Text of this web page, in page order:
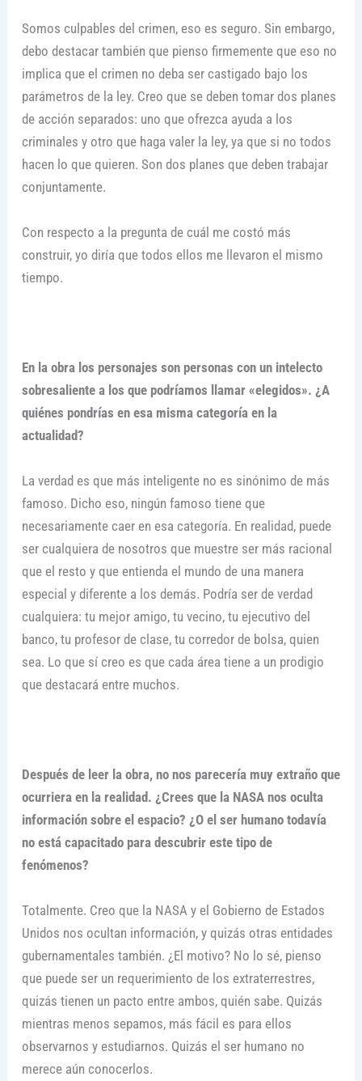
Somos culpables del crimen, eso es seguro. Sin embargo,
debo destacar también que pienso firmemente que eso no
implica que el crimen no deba ser castigado bajo los
parámetros de la ley. Creo que se deben tomar dos planes
de acción separados: uno que ofrezca ayuda a los
criminales y otro que haga valer la ley, ya que si no todos
hacen lo que quieren. Son dos planes que deben trabajar
conjuntamente.
Con respecto a la pregunta de cuál me costó más
construir, yo diría que todos ellos me llevaron el mismo
tiempo.
En la obra los personajes son personas con un intelecto
sobresaliente a los que podríamos llamar «elegidos». ¿A
quiénes pondrías en esa misma categoría en la
actualidad?
La verdad es que más inteligente no es sinónimo de más
famoso. Dicho eso, ningún famoso tiene que
necesariamente caer en esa categoría. En realidad, puede
ser cualquiera de nosotros que muestre ser más racional
que el resto y que entienda el mundo de una manera
especial y diferente a los demás. Podría ser de verdad
cualquiera: tu mejor amigo, tu vecino, tu ejecutivo del
banco, tu profesor de clase, tu corredor de bolsa, quien
sea. Lo que sí creo es que cada área tiene a un prodigio
que destacará entre muchos.
Después de leer la obra, no nos parecería muy extraño que
ocurriera en la realidad. ¿Crees que la NASA nos oculta
información sobre el espacio? ¿O el ser humano todavía
no está capacitado para descubrir este tipo de
fenómenos?
Totalmente. Creo que la NASA y el Gobierno de Estados
Unidos nos ocultan información, y quizás otras entidades
gubernamentales también. ¿El motivo? No lo sé, pienso
que puede ser un requerimiento de los extraterrestres,
quizás tienen un pacto entre ambos, quién sabe. Quizás
mientras menos sepamos, más fácil es para ellos
observarnos y estudiarnos. Quizás el ser humano no
merece aún conocerlos.